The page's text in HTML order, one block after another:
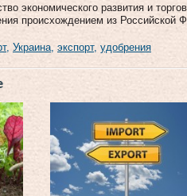
экономического развития и
происхождением из Российской
, Украина экспорт, удобрения